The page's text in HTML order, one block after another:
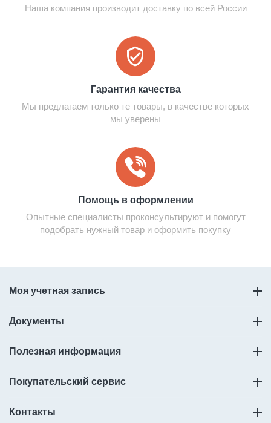
Наша компания производит доставку по всей России
Гарантия качества
Мы предлагаем только те товары, в качестве которых
мы уверены
Помощь в оформлении
Опытные специалисты проконсультируют и помогут
подобрать нужный товар и оформить покупку
Моя учетная запись
Документы
Полезная информация
Покупательский сервис
Контакты